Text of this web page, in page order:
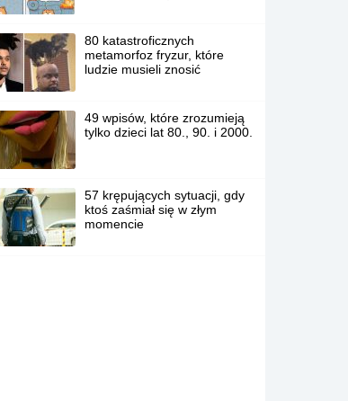
80 katastroficznych
metamorfoz fryzur, które
ludzie musieli znosić
49 wpisów, które zrozumieją
tylko dzieci lat 80., 90. i 2000.
57 krępujących sytuacji, gdy
ktoś zaśmiał się w złym
momencie